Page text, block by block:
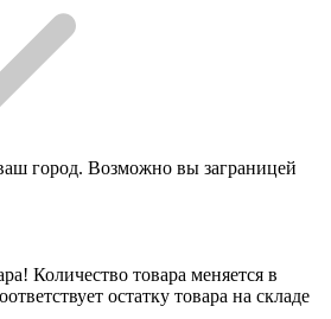
город. Возможно вы заграницей
Количество товара меняется в
остатку товара на складе